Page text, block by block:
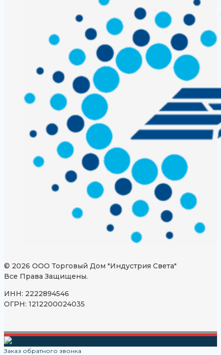
© 2026 ООО Торговый Дом "Индустрия Света"
Все Права Защищены.
ИНН: 2222894546
ОГРН: 1212200024035
Заказ обратного звонка